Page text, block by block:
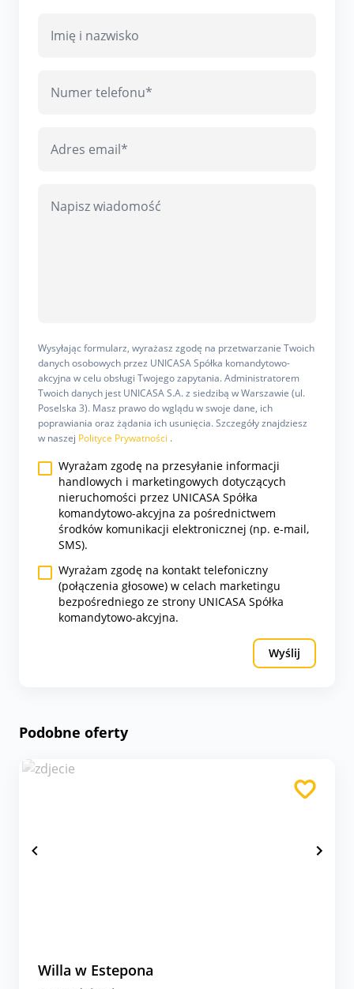
Wysyłając formularz, wyrażasz zgodę na przetwarzanie Twoich
danych osobowych przez UNICASA Spółka komandytowo-
akcyjna w celu obsługi Twojego zapytania. Administratorem
Twoich danych jest UNICASA S.A. z siedzibą w Warszawie (ul.
Poselska 3). Masz prawo do wglądu w swoje dane, ich
poprawiania oraz żądania ich usunięcia. Szczegóły znajdziesz
w naszej Polityce Prywatności .
Wyrażam zgodę na przesyłanie informacji
handlowych i marketingowych dotyczących
nieruchomości przez UNICASA Spółka
komandytowo-akcyjna za pośrednictwem
środków komunikacji elektronicznej (np. e-mail,
SMS).
Wyrażam zgodę na kontakt telefoniczny
(połączenia głosowe) w celach marketingu
bezpośredniego ze strony UNICASA Spółka
komandytowo-akcyjna.
Wyślij
Podobne oferty
Willa w Estepona